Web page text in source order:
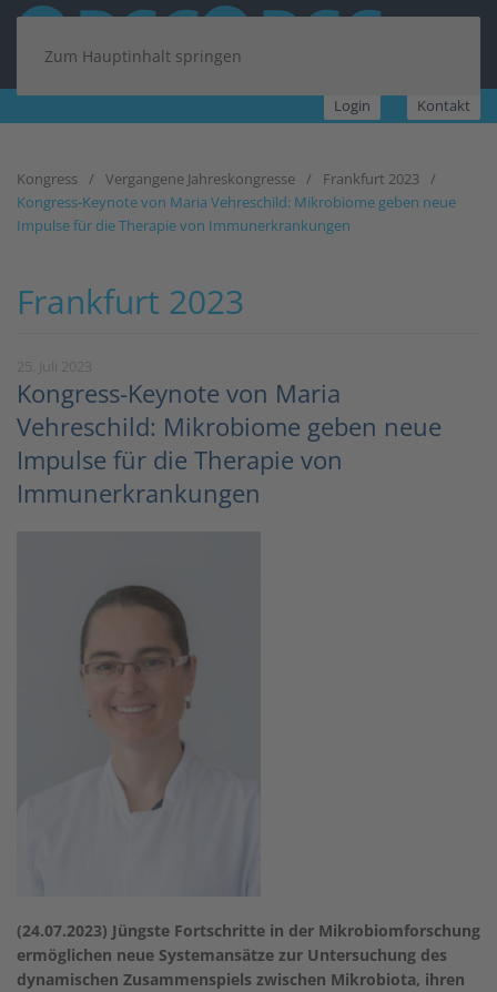
Zum Hauptinhalt springen
Login Kontakt
Kongress Vergangene Jahreskongresse
Frankfurt 2023
Kongress-Keynote von Maria Vehreschild: Mikrobiome geben neue
Impulse für die Therapie von Immunerkrankungen
Frankfurt 2023
Kongress-Keynote von Maria
Vehreschild: Mikrobiome geben neue
Impulse für die Therapie von
Immunerkrankungen
(24.07.2023) Jüngste Fortschritte in der Mikrobiomforschung
ermöglichen neue Systemansätze zur Untersuchung des
dynamischen Zusammenspiels zwischen Mikrobiota, ihren